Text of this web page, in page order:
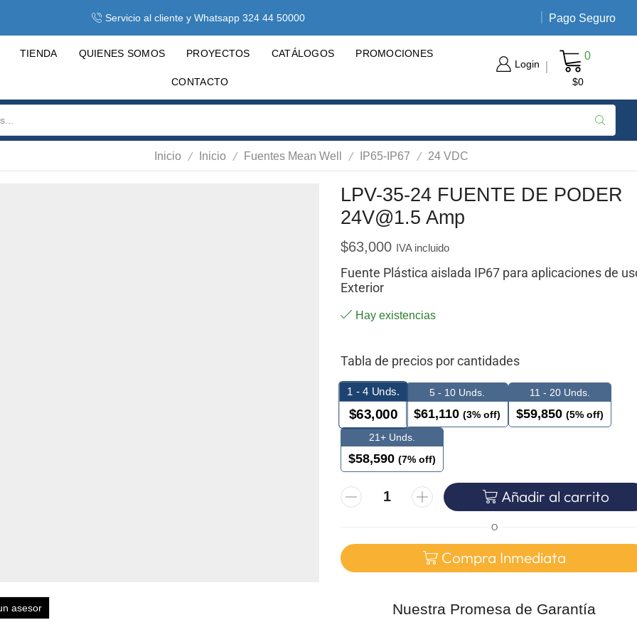
Servicio al cliente y Whatsapp 324 44 50000 Envíos nacionales de 3 a 5
Pago Seguro
TIENDA QUIENES SOMOS PROYECTOS CATÁLOGOS PROMOCIONES
CONTACTO
Login
0
$0
Inicio / Inicio / Fuentes Mean Well / IP65-IP67 / 24 VDC
asesor
LPV-35-24 FUENTE DE PODER
24V@1.5 Amp
$63,000 IVA incluido
Fuente Plástica aislada IP67 para aplicaciones de
Exterior
Hay existencias
Tabla de precios por cantidades
1 - 4 Unds.
$63,000
5 - 10 Unds.
$61,110 (3% off)
11 - 20 Unds.
$59,850 (5% off)
21+ Unds.
$58,590 (7% off)
Añadir al carrito
O
Compra Inmediata
Nuestra Promesa de Garantía